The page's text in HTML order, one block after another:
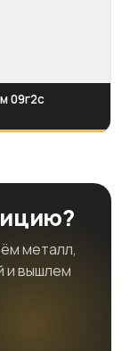
09г2с
металл,
и вышлем